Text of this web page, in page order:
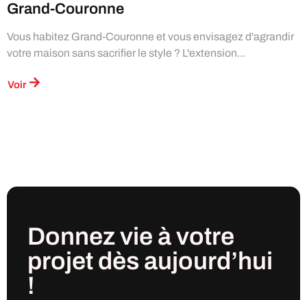
Grand-Couronne
Vous habitez Grand-Couronne et vous envisagez d'agrandir
votre maison sans sacrifier le style ? L'extension...
Voir
Donnez vie à votre
projet dès aujourd’hui
!